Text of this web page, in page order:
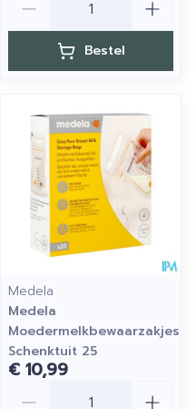
Bestel
Medela
Medela
Moedermelkbewaarzakjes
Schenktuit 25
€ 10,99